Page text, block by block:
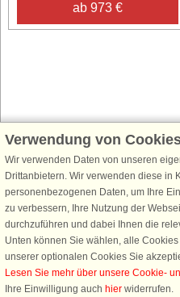
ab 973 €
Schließen Sie sich 100.000
Erhalten Sie einen
Ferienhausurlaub - melden Sie sich
an. Verpassen Sie nie wieder
Urlaubstipps!
Verwendung von
Wir verwenden Daten von unseren
Drittanbietern. Wir verwenden diese in
personenbezogenen Daten, um Ihre
zu verbessern, Ihre Nutzung der
durchzuführen und dabei Ihnen die
Unten können Sie wählen, alle
unserer optionalen Cookies Sie
Lesen Sie mehr über unsere Cookie-
Ihre Einwilligung auch hier widerrufen.